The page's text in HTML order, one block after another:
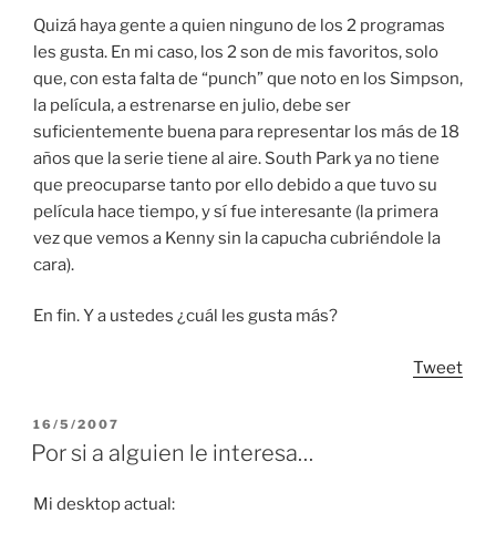
Quizá haya gente a quien ninguno de los 2 programas
les gusta. En mi caso, los 2 son de mis favoritos, solo
que, con esta falta de “punch” que noto en los Simpson,
la película, a estrenarse en julio, debe ser
suficientemente buena para representar los más de 18
años que la serie tiene al aire. South Park ya no tiene
que preocuparse tanto por ello debido a que tuvo su
película hace tiempo, y sí fue interesante (la primera
vez que vemos a Kenny sin la capucha cubriéndole la
cara).
En fin. Y a ustedes ¿cuál les gusta más?
Tweet
POSTED
ON
16/5/2007
Por si a alguien le interesa…
Mi desktop actual: